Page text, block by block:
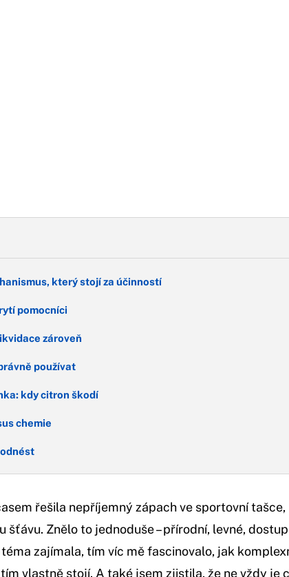
který stojí za účinností
pomocníci
zároveň
používat
kdy citron škodí
chemie
řešila nepříjemný zápach ve sportovní tašce,
šťávu. Znělo to jednoduše – přírodní, levné,
zajímala, tím víc mě fascinovalo, jak
vlastně stojí. A také jsem zjistila, že ne vždy je